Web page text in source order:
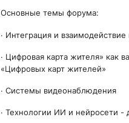
Основные темы форума:
· Интеграция и
· Цифровая карта жителя» как
«Цифровых карт жителей»
· Системы видеонаблюдения
· Технологии ИИ и нейросети -